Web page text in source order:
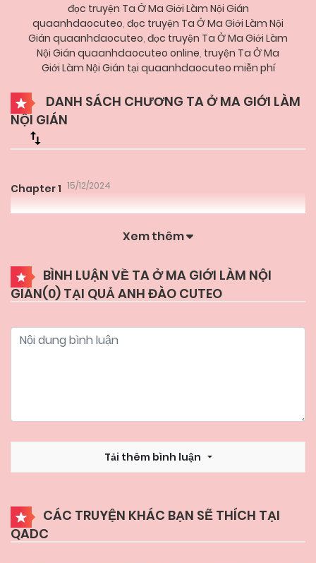
đọc truyện Ta Ở Ma Giới Làm Nội Gián
quaanhdaocuteo, đọc truyện Ta Ở Ma Giới Làm Nội
Gián quaanhdaocuteo, đọc truyện Ta Ở Ma Giới Làm
Nội Gián quaanhdaocuteo online, truyện Ta Ở Ma
Giới Làm Nội Gián tại quaanhdaocuteo miễn phí
DANH SÁCH CHƯƠNG TA Ở MA GIỚI LÀM
NỘI GIÁN
Chapter 1 15/12/2024
Xem thêm
BÌNH LUẬN VỀ TA Ở MA GIỚI LÀM NỘI
GIÁN(0) TẠI QUẢ ANH ĐÀO CUTEO
Tải thêm bình luận
CÁC TRUYỆN KHÁC BẠN SẼ THÍCH TẠI
QADC